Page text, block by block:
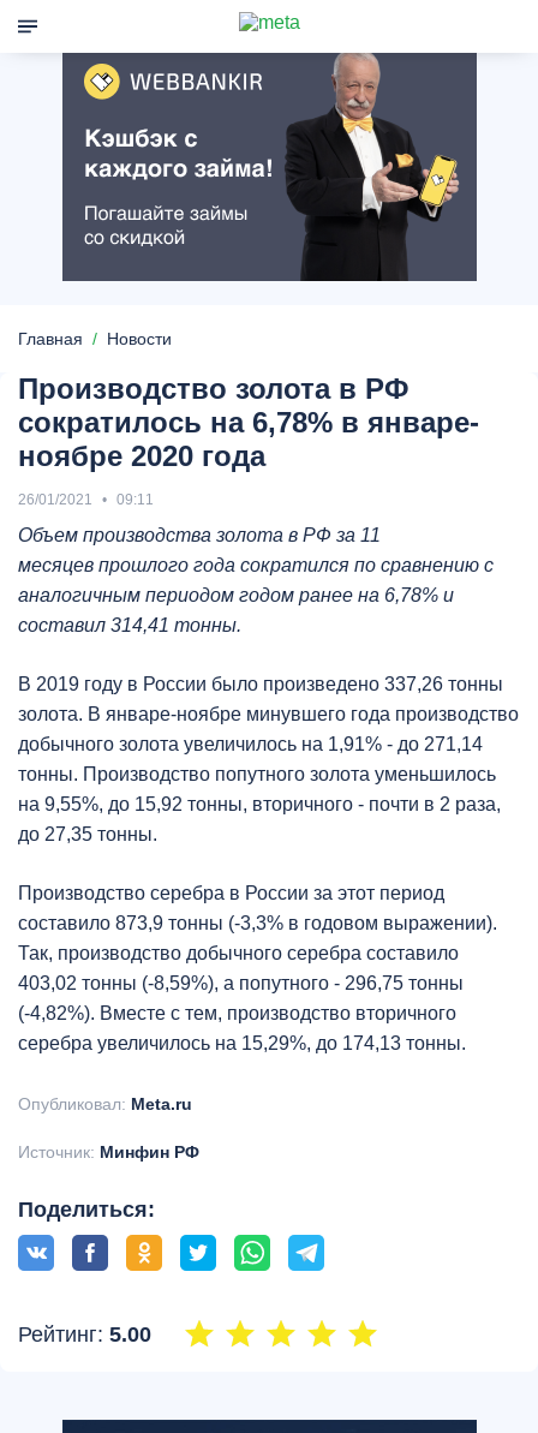
Главная Новости
Производство золота в РФ
сократилось на 6,78% в январе-
ноябре 2020 года
26/01/2021 09:11
Объем производства золота в РФ за 11
месяцев прошлого года сократился по сравнению с
аналогичным периодом годом ранее на 6,78% и
составил 314,41 тонны.
В 2019 году в России было произведено 337,26 тонны
золота. В январе-ноябре минувшего года производство
добычного золота увеличилось на 1,91% - до 271,14
тонны. Производство попутного золота уменьшилось
на 9,55%, до 15,92 тонны, вторичного - почти в 2 раза,
до 27,35 тонны.
Производство серебра в России за этот период
составило 873,9 тонны (-3,3% в годовом выражении).
Так, производство добычного серебра составило
403,02 тонны (-8,59%), а попутного - 296,75 тонны
(-4,82%). Вместе с тем, производство вторичного
серебра увеличилось на 15,29%, до 174,13 тонны.
Опубликовал: Meta.ru
Источник: Минфин РФ
Поделиться:
Рейтинг: 5.00